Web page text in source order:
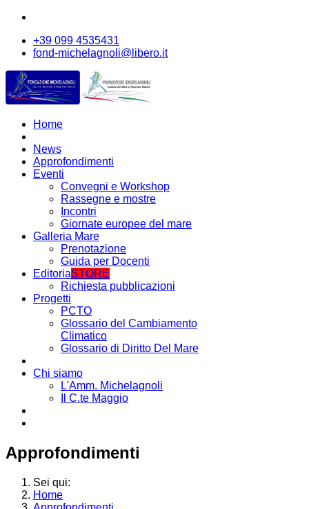
+39 099 4535431
fond-michelagnoli@libero.it
Home
News
Approfondimenti
Eventi
Convegni e Workshop
Rassegne e mostre
Incontri
Giornate europee del mare
Galleria Mare
Prenotazione
Guida per Docenti
EditoriaSTORE
Richiesta pubblicazioni
Progetti
PCTO
Glossario del Cambiamento
Climatico
Glossario di Diritto Del Mare
Chi siamo
L'Amm. Michelagnoli
Il C.te Maggio
Approfondimenti
Sei qui:
Home